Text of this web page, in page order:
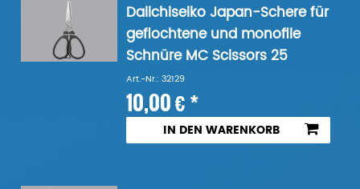
Daiichiseiko Japan-Schere für
geflochtene und monofile
Schnüre MC Scissors 25
Art.-Nr.: 32129
10,00 € *
IN DEN WARENKORB